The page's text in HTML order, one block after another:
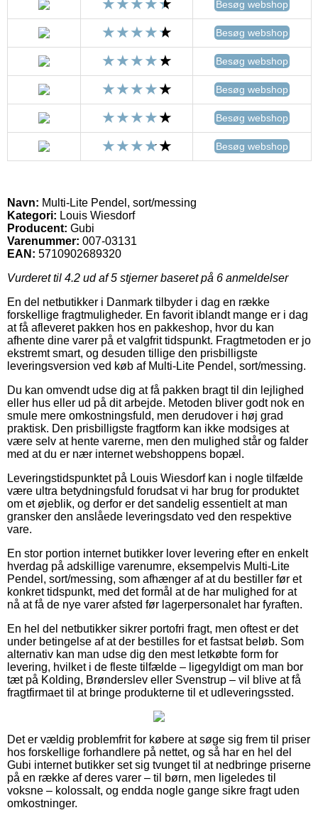
Besøg webshop
Besøg webshop
Besøg webshop
Besøg webshop
Besøg webshop
Besøg webshop
Navn: Multi-Lite Pendel, sort/messing
Kategori: Louis Wiesdorf
Producent: Gubi
Varenummer: 007-03131
EAN: 5710902689320
Vurderet til 4.2 ud af 5 stjerner baseret på 6 anmeldelser
En del netbutikker i Danmark tilbyder i dag en række
forskellige fragtmuligheder. En favorit iblandt mange er i dag
at få afleveret pakken hos en pakkeshop, hvor du kan
afhente dine varer på et valgfrit tidspunkt. Fragtmetoden er jo
ekstremt smart, og desuden tillige den prisbilligste
leveringsversion ved køb af Multi-Lite Pendel, sort/messing.
Du kan omvendt udse dig at få pakken bragt til din lejlighed
eller hus eller ud på dit arbejde. Metoden bliver godt nok en
smule mere omkostningsfuld, men derudover i høj grad
praktisk. Den prisbilligste fragtform kan ikke modsiges at
være selv at hente varerne, men den mulighed står og falder
med at du er nær internet webshoppens bopæl.
Leveringstidspunktet på Louis Wiesdorf kan i nogle tilfælde
være ultra betydningsfuld forudsat vi har brug for produktet
om et øjeblik, og derfor er det sandelig essentielt at man
gransker den anslåede leveringsdato ved den respektive
vare.
En stor portion internet butikker lover levering efter en enkelt
hverdag på adskillige varenumre, eksempelvis Multi-Lite
Pendel, sort/messing, som afhænger af at du bestiller før et
konkret tidspunkt, med det formål at de har mulighed for at
nå at få de nye varer afsted før lagerpersonalet har fyraften.
En hel del netbutikker sikrer portofri fragt, men oftest er det
under betingelse af at der bestilles for et fastsat beløb. Som
alternativ kan man udse dig den mest letkøbte form for
levering, hvilket i de fleste tilfælde – ligegyldigt om man bor
tæt på Kolding, Brønderslev eller Svenstrup – vil blive at få
fragtfirmaet til at bringe produkterne til et udleveringssted.
Det er vældig problemfrit for købere at søge sig frem til priser
hos forskellige forhandlere på nettet, og så har en hel del
Gubi internet butikker set sig tvunget til at nedbringe priserne
på en række af deres varer – til børn, men ligeledes til
voksne – kolossalt, og endda nogle gange sikre fragt uden
omkostninger.